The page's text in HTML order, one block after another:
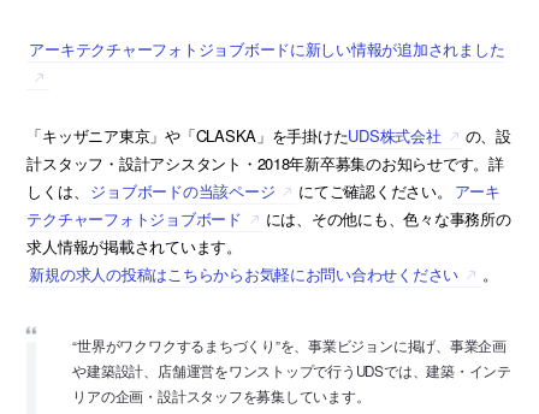
アーキテクチャーフォトジョブボードに新しい情報が追加されました
「キッザニア東京」や「CLASKA」を手掛けたUDS株式会社
の、設
計スタッフ・設計アシスタント・2018年新卒募集のお知らせです。詳
しくは、
ジョブボードの当該ページ にてご確認ください。
アーキ
テクチャーフォトジョブボード
には、その他にも、色々な事務所の
求人情報が掲載されています。
新規の求人の投稿はこちらからお気軽にお問い合わせください
。
“世界がワクワクするまちづくり”を、事業ビジョンに掲げ、事業企画
や建築設計、店舗運営をワンストップで行うUDSでは、建築・インテ
リアの企画・設計スタッフを募集しています。